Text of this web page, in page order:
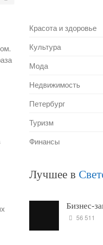
Красота и здоровье
Культура
Мода
Недвижимость
Петербург
Туризм
Финансы
Лучшее в
Бизнес-
56 511